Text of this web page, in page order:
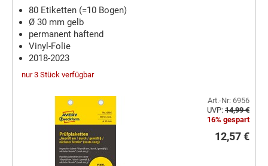
80 Etiketten (=10 Bogen)
Ø 30 mm gelb
permanent haftend
Vinyl-Folie
2018-2023
nur 3 Stück verfügbar
Art.-Nr: 6956
UVP: 14,99 €
16% gespart
12,57 €